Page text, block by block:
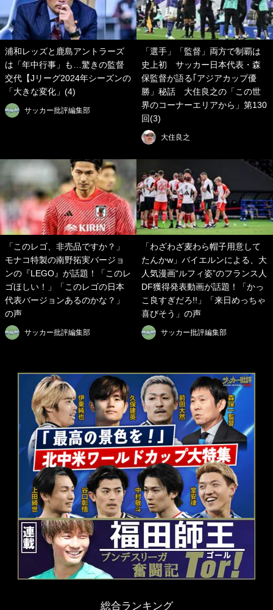
浦和レッズと鹿島アントラーズ
は「年中行事」も…驚きの監督
交代【Jリーグ2024年シーズンの
「大きな変化」(4)
サッカー批評編集部
「選手」「監督」両方で制覇は
史上初 サッカー日本代表・森
保監督が語る｢アジアカップ優
勝」秘話 大住良之の「この世
界のコーナーエリアから」第130
回(3)
大住良之
「このレゴ、非売品ですか？」
モナコ特製の南野拓実バージョ
ンの『LEGO』が話題！「このレ
ゴほしい！」「このレゴの日本
代表バージョンあるのかな？」
の声
サッカー批評編集部
「わざわざ麦わら帽子用意して
たんかw」バイエルンによる、大
人気漫画“ルフィ姿”のフランス人
DF獲得発表動画が話題！「かっ
こ良すぎだろ!!」「来日めっちゃ
喜びそう」の声
サッカー批評編集部
総合ランキング